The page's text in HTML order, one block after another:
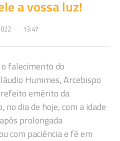
a vossa luz!
13:47
falecimento do
Hummes, Arcebispo
emérito da
no dia de hoje, com a idade
prolongada
com paciência e fé em